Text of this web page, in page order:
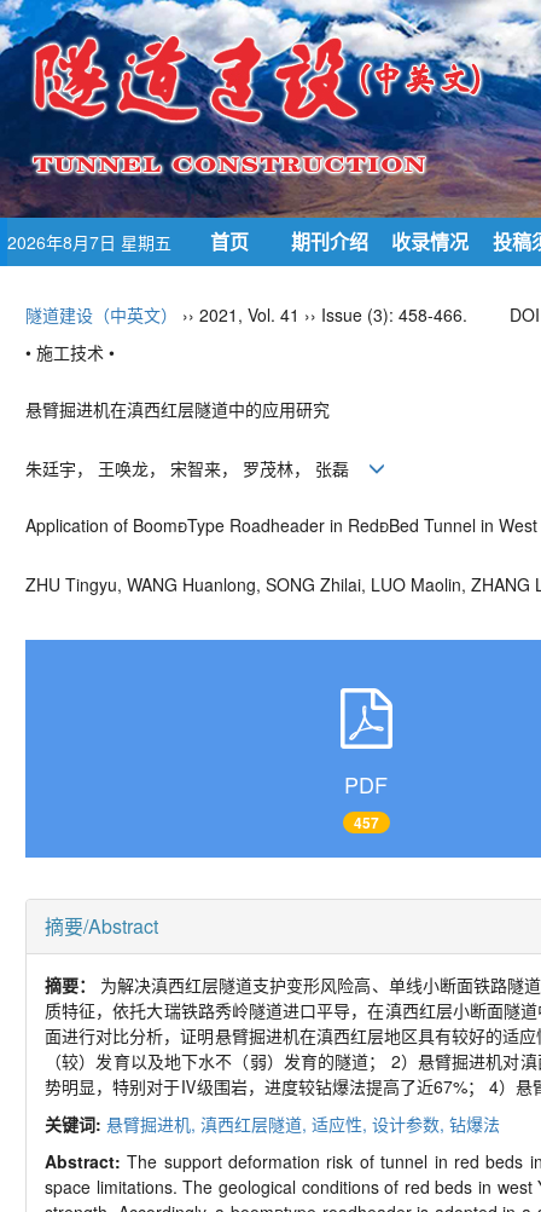
2026年8月7日 星期五 首页 期刊介绍 收录情况 投稿
隧道建设（中英文） ›› 2021, Vol. 41 ›› Issue (3): 458-466.
• 施工技术 •
悬臂掘进机在滇西红层隧道中的应用研究
朱廷宇， 王唤龙， 宋智来， 罗茂林， 张磊
Application of BoomType Roadheader in RedBed Tunnel in
ZHU Tingyu, WANG Huanlong, SONG Zhilai, LUO Maolin,
PDF
457
摘要/Abstract
摘要： 为解决滇西红层隧道支护变形风险高、单线小断面铁路隧
质特征，依托大瑞铁路秀岭隧道进口平导，在滇西红层小断面隧
面进行对比分析，证明悬臂掘进机在滇西红层地区具有较好的适
（较）发育以及地下水不（弱）发育的隧道；
2）悬臂掘进机对
势明显，特别对于Ⅳ级围岩，进度较钻爆法提高了近67%； 4）悬
关键词: 悬臂掘进机, 滇西红层隧道, 适应性, 设计参数, 钻爆法
Abstract:The support deformation risk of tunnel in red beds
space limitations. The geological conditions of red beds in west